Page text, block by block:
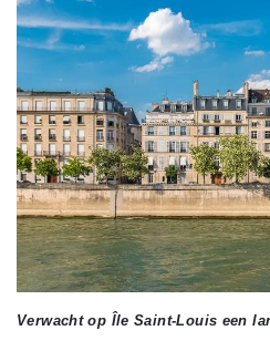
Verwacht op Île Saint-Louis een